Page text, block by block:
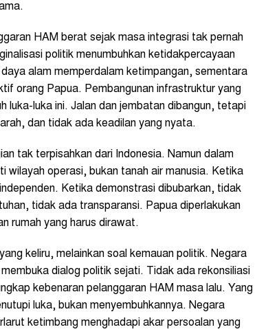
HAM berat sejak masa integrasi tak pernah
politik menumbuhkan ketidakpercayaan
alam memperdalam ketimpangan, sementara
orang Papua. Pembangunan infrastruktur yang
luka-luka ini. Jalan dan jembatan dibangun, tetapi
dan tidak ada keadilan yang nyata.
tak terpisahkan dari Indonesia. Namun dalam
wilayah operasi, bukan tanah air manusia. Ketika
Ketika demonstrasi dibubarkan, tidak
tidak ada transparansi. Papua diperlakukan
rumah yang harus dirawat.
keliru, melainkan soal kemauan politik. Negara
dialog politik sejati. Tidak ada rekonsiliasi
kebenaran pelanggaran HAM masa lalu. Yang
luka, bukan menyembuhkannya. Negara
ketimbang menghadapi akar persoalan yang